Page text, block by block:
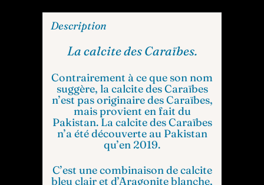
Description
La calcite des Caraïbes.
Contrairement à ce que son nom
suggère, la calcite des Caraïbes
n’est pas originaire des Caraïbes,
mais provient en fait du
Pakistan. La calcite des Caraïbes
n’a été découverte au Pakistan
qu’en 2019.
C’est une combinaison de calcite
bleu clair et d’Aragonite blanche,